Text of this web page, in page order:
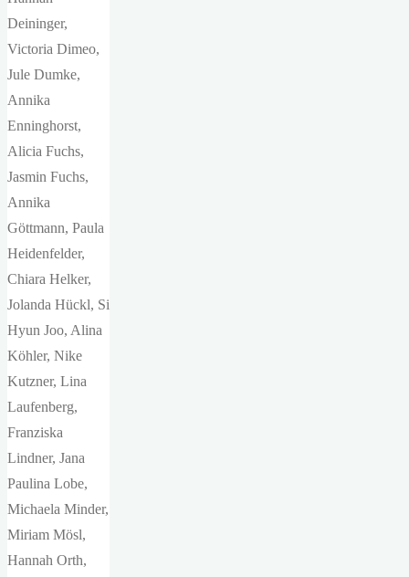
Deininger,
Victoria Dimeo,
Jule Dumke,
Annika
Enninghorst,
Alicia Fuchs,
Jasmin Fuchs,
Annika
Göttmann, Paula
Heidenfelder,
Chiara Helker,
Jolanda Hückl, Si
Hyun Joo, Alina
Köhler, Nike
Kutzner, Lina
Laufenberg,
Franziska
Lindner, Jana
Paulina Lobe,
Michaela Minder,
Miriam Mösl,
Hannah Orth,